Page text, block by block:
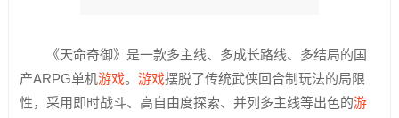
《天命奇御》是一款多主线、多成长路线、多结局的国
产ARPG单机游戏。 游戏摆脱了传统武侠回合制玩法的局限
性，采用即时战斗、高自由度探索、并列多主线等出色的游